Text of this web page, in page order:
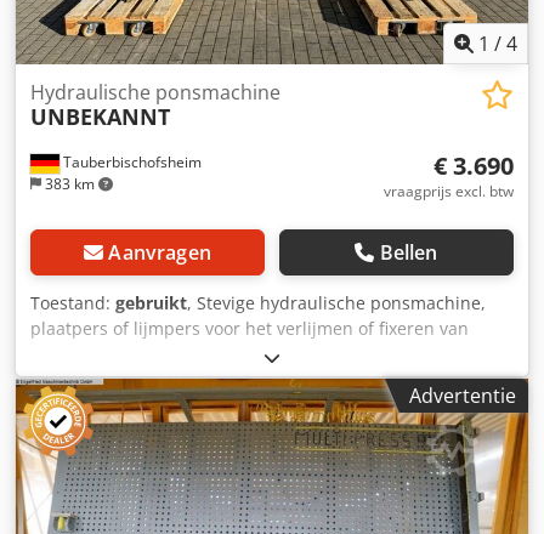
1 /4
Tauberbischofsheim
383 km
Hydraulische ponsmachine
UNBEKANNT
€ 3.690
vraagprijs excl. btw
Aanvragen Bellen
Toestand: gebruikt, Stevige hydraulische ponsmachine,
plaatpers of lijmpers voor het verlijmen of fixeren van
werkstukken zoals frames, platen, ramen of deuren.
Credpfx Abszryy Sj Sof Technische specificaties: - Cilinders:
6 - Houdplaat: 3 - Persoppervlak: 260 x 145 cm Advertentie